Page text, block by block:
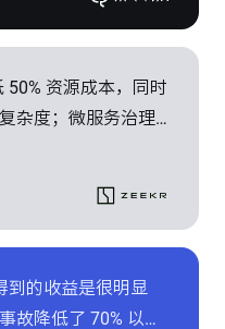
的可用性。
50% 资源成本，同时
杂度；微服务治理中
到的收益是很明显
故降低了 70% 以